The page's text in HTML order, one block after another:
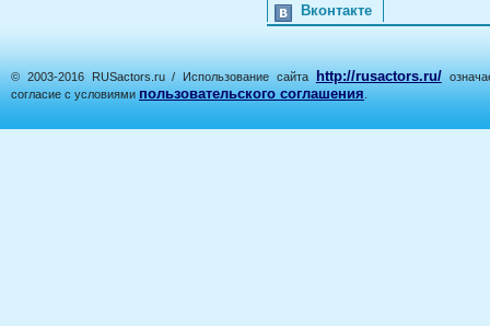
Вконтакте
© 2003-2016 RUSactors.ru / Использование сайта http://rusactors.ru/
согласие с условиями пользовательского соглашения